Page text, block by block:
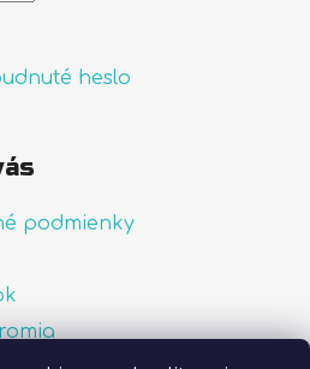
heslo
podmienky